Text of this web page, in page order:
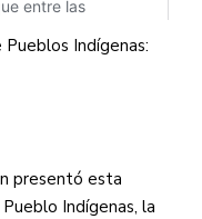
Indígenas:
presentó esta
Indígenas, la